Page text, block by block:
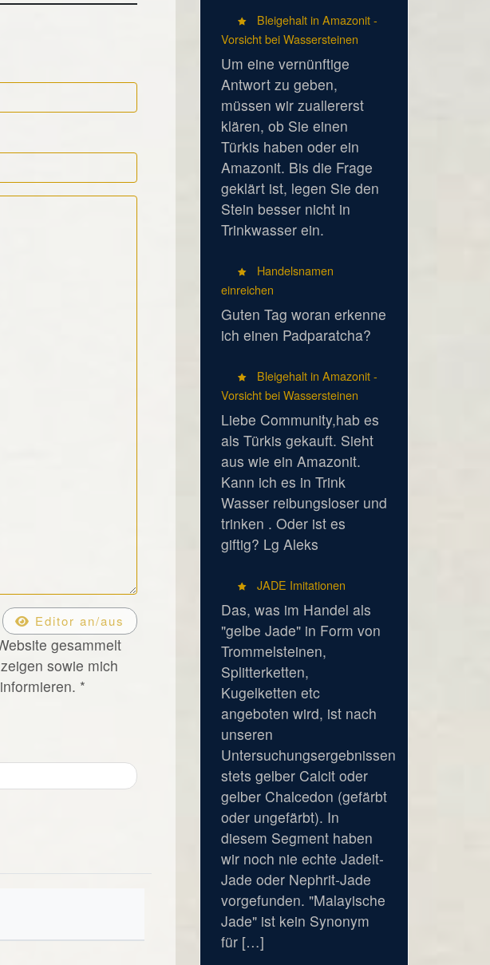
Editor an/aus
gesammelt
sowie mich
*
Bleigehalt in Amazonit -
Vorsicht bei Wassersteinen
Um eine vernünftige
Antwort zu geben,
müssen wir zuallererst
klären, ob Sie einen
Türkis haben oder ein
Amazonit. Bis die Frage
geklärt ist, legen Sie den
Stein besser nicht in
Trinkwasser ein.
Handelsnamen
einreichen
Guten Tag woran erkenne
ich einen Padparatcha?
Bleigehalt in Amazonit -
Vorsicht bei Wassersteinen
Liebe Community,hab es
als Türkis gekauft. Sieht
aus wie ein Amazonit.
Kann ich es in Trink
Wasser reibungsloser und
trinken . Oder ist es
giftig? Lg Aleks
JADE Imitationen
Das, was im Handel als
"gelbe Jade" in Form von
Trommelsteinen,
Splitterketten,
Kugelketten etc
angeboten wird, ist nach
unseren
Untersuchungsergebnissen
stets gelber Calcit oder
gelber Chalcedon (gefärbt
oder ungefärbt). In
diesem Segment haben
wir noch nie echte Jadeit-
Jade oder Nephrit-Jade
vorgefunden. "Malayische
Jade" ist kein Synonym
für […]